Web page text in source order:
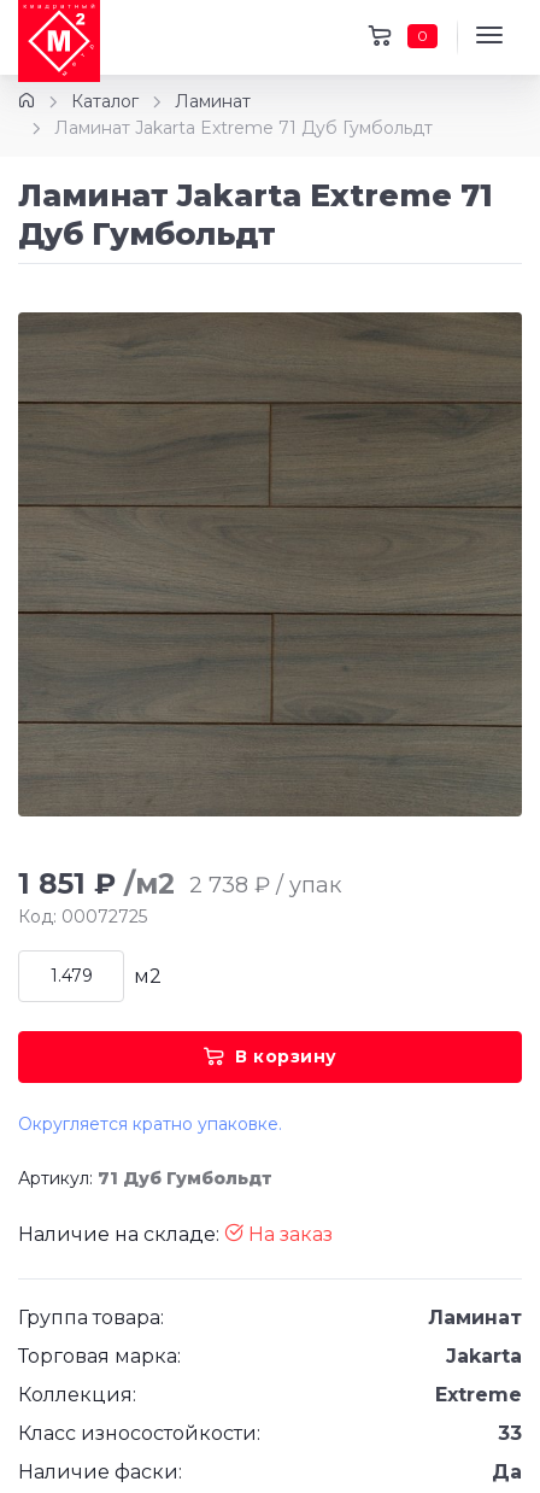
0
Каталог
Ламинат
Ламинат Jakarta Extreme 71 Дуб Гумбольдт
Ламинат Jakarta Extreme 71
Дуб Гумбольдт
1 851 ₽ /м2 2 738 ₽ / упак
Код: 00072725
м2
В корзину
Округляется кратно упаковке.
Артикул: 71 Дуб Гумбольдт
Наличие на складе: На заказ
Группа товара:
Ламинат
Торговая марка:
Jakarta
Коллекция:
Extreme
Класс износостойкости:
33
Наличие фаски:
Да